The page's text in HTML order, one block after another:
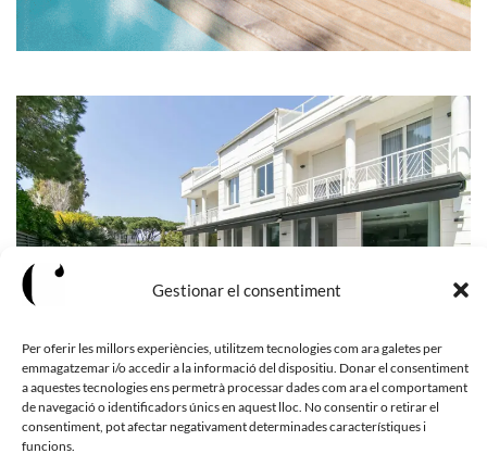
Gestionar el consentiment
Per oferir les millors experiències, utilitzem tecnologies com ara galetes per
emmagatzemar i/o accedir a la informació del dispositiu. Donar el consentiment
a aquestes tecnologies ens permetrà processar dades com ara el comportament
de navegació o identificadors únics en aquest lloc. No consentir o retirar el
consentiment, pot afectar negativament determinades característiques i
funcions.